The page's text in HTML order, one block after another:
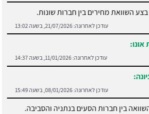
בצע השוואת מחירים בין חברות שונות.
עודכן לאחרונה: 21/07/2026, בשעה 13:02
עודכן לאחרונה: 11/01/2026, בשעה 14:37
עודכן לאחרונה: 08/01/2026, בשעה 15:49
בין חברות הסעים בנתניה והסביבה.